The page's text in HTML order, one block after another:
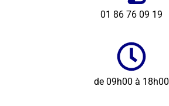
01 86 76 09 19
de 09h00 à 18h00